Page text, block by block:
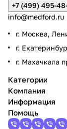
+7 (499) 495-
info@medford.ru
г. Москва,
г.
г. Махачкала
Категории
Компания
Информация
Помощь